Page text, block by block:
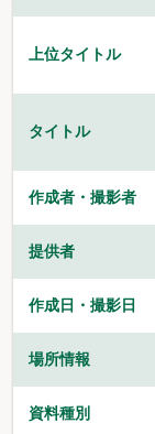
上位タイトル
タイトル
作成者・撮影者
提供者
作成日・撮影日
場所情報
資料種別